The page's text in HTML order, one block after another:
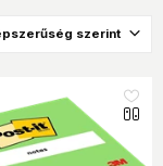
like_16